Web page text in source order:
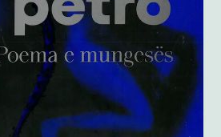
Anglisht
Ditarë